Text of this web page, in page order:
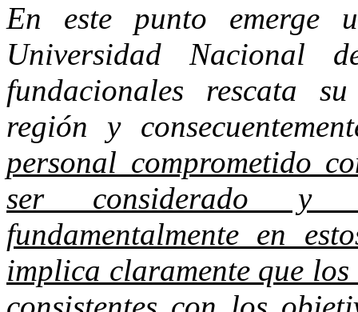
En este punto emerge
Universidad Nacional
fundacionales rescata
región y
personal comprometido
ser considerado y
fundamentalmente en
implica claramente que